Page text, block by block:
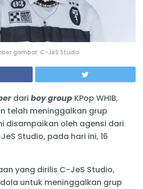
gambar: C-JeS Studio
dari boy group KPop WHIB,
telah meninggalkan grup
disampaikan oleh agensi dari
Studio, pada hari ini, 16
yang dirilis C-JeS Studio,
untuk meninggalkan grup